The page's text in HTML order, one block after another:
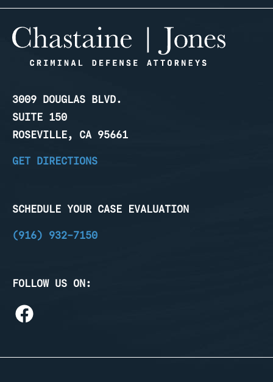
3009 DOUGLAS BLVD.
SUITE 150
ROSEVILLE, CA 95661
GET DIRECTIONS
SCHEDULE YOUR CASE EVALUATION
(916) 932-7150
FOLLOW US ON: